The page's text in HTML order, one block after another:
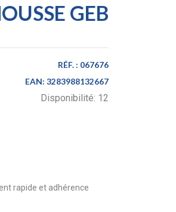
GEB
RÉF. : 067676
EAN:3283988132667
Disponibilité: 12
rapide et adhérence